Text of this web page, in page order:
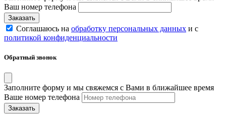
Ваш номер телефона
Соглашаюсь на обработку персональных данных и с
политикой конфиденциальности
Обратный звонок
Заполните форму и мы свяжемся с Вами в ближайшее время
Ваше номер телефона